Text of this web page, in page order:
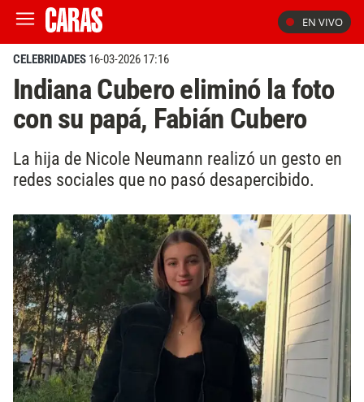
EN VIVO
CELEBRIDADES 16-03-2026 17:16
Indiana Cubero eliminó la foto
con su papá, Fabián Cubero
La hija de Nicole Neumann realizó un gesto en
redes sociales que no pasó desapercibido.